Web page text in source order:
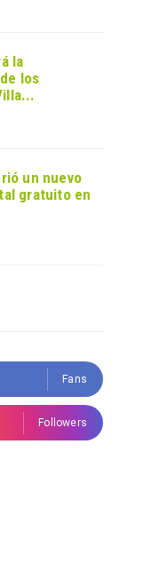
la
los
un nuevo
gratuito en
Fans
Followers